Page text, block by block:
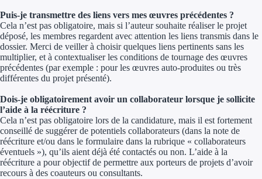
Puis-je transmettre des liens vers mes œuvres précédentes ?
Cela n’est pas obligatoire, mais si l’auteur souhaite réaliser le projet
déposé, les membres regardent avec attention les liens transmis dans le
dossier. Merci de veiller à choisir quelques liens pertinents sans les
multiplier, et à contextualiser les conditions de tournage des œuvres
précédentes (par exemple : pour les œuvres auto-produites ou très
différentes du projet présenté).
Dois-je obligatoirement avoir un collaborateur lorsque je sollicite
l’aide à la réécriture ?
Cela n’est pas obligatoire lors de la candidature, mais il est fortement
conseillé de suggérer de potentiels collaborateurs (dans la note de
réécriture et/ou dans le formulaire dans la rubrique « collaborateurs
éventuels »), qu’ils aient déjà été contactés ou non. L’aide à la
réécriture a pour objectif de permettre aux porteurs de projets d’avoir
recours à des coauteurs ou consultants.